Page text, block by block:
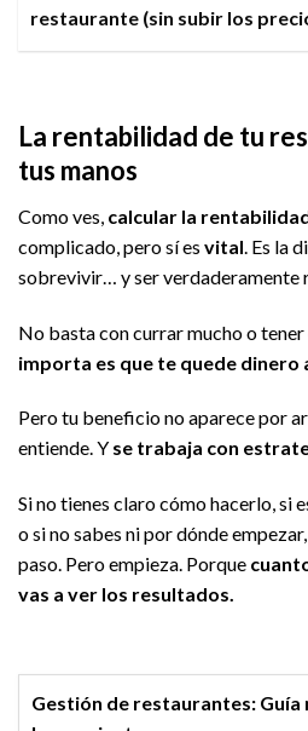
restaurante (sin subir los
La rentabilidad de tu
tus manos
Como ves, calcular la
complicado, pero sí es vital . Es la
sobrevivir… y ser verdaderamente
No basta con currar mucho o tener
importa es que te quede dinero
Pero tu beneficio no aparece por
entiende. Y se trabaja con
Si no tienes claro cómo hacerlo, si
o si no sabes ni por dónde
paso. Pero empieza. Porque
vas a ver los resultados.
Gestión de restaurantes: Guía